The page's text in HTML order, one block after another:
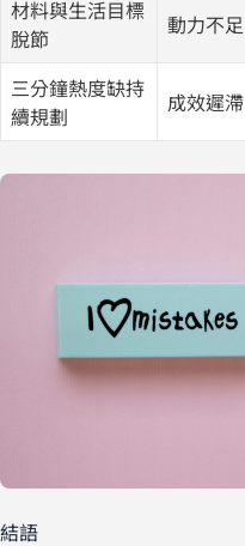
材料與生活目標
脫節
動力不足
三分鐘熱度缺持
續規劃
成效遲滯
結語